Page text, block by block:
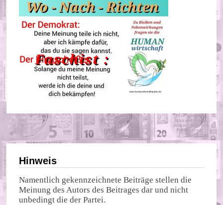
Hinweis
Namentlich gekennzeichnete Beiträge stellen die
Meinung des Autors des Beitrages dar und nicht
unbedingt die der Partei.